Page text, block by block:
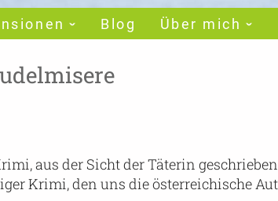
Blog Über mich
aus der Sicht der Täterin
Krimi, den uns die österreichische